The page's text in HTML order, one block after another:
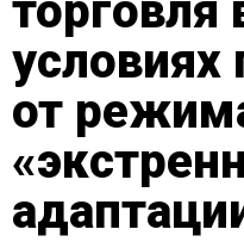
торговля
условиях
от